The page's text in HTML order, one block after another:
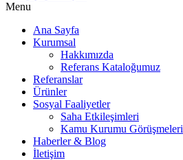
Menu
Ana Sayfa
Kurumsal
Hakkımızda
Referans Kataloğumuz
Referanslar
Ürünler
Sosyal Faaliyetler
Saha Etkileşimleri
Kamu Kurumu Görüşmeleri
Haberler & Blog
İletişim